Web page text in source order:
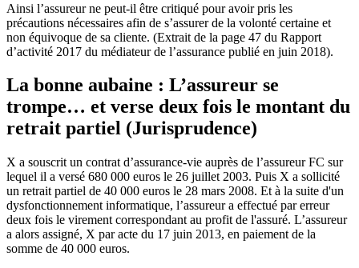
Ainsi l’assureur ne peut-il être critiqué pour avoir pris les
précautions nécessaires afin de s’assurer de la volonté certaine et
non équivoque de sa cliente. (Extrait de la page 47 du Rapport
d’activité 2017 du médiateur de l’assurance publié en juin 2018).
La bonne aubaine : L’assureur se
trompe… et verse deux fois le montant du
retrait partiel (Jurisprudence)
X a souscrit un contrat d’assurance-vie auprès de l’assureur FC sur
lequel il a versé 680 000 euros le 26 juillet 2003. Puis X a sollicité
un retrait partiel de 40 000 euros le 28 mars 2008. Et à la suite d'un
dysfonctionnement informatique, l’assureur a effectué par erreur
deux fois le virement correspondant au profit de l'assuré. L’assureur
a alors assigné, X par acte du 17 juin 2013, en paiement de la
somme de 40 000 euros.